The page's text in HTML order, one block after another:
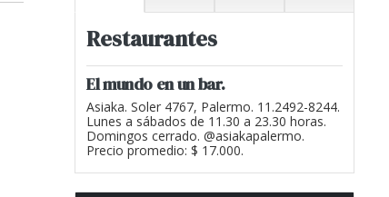
Restaurantes
El mundo en un bar.
Asiaka. Soler 4767, Palermo. 11.2492-8244.
Lunes a sábados de 11.30 a 23.30 horas.
Domingos cerrado. @asiakapalermo.
Precio promedio: $ 17.000.